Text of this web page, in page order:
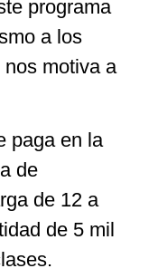
programa
a los
motiva a
paga en la
de
de 12 a
de 5 mil